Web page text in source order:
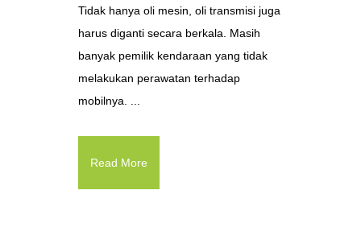
Tidak hanya oli mesin, oli transmisi juga
harus diganti secara berkala. Masih
banyak pemilik kendaraan yang tidak
melakukan perawatan terhadap
mobilnya. ...
Read More